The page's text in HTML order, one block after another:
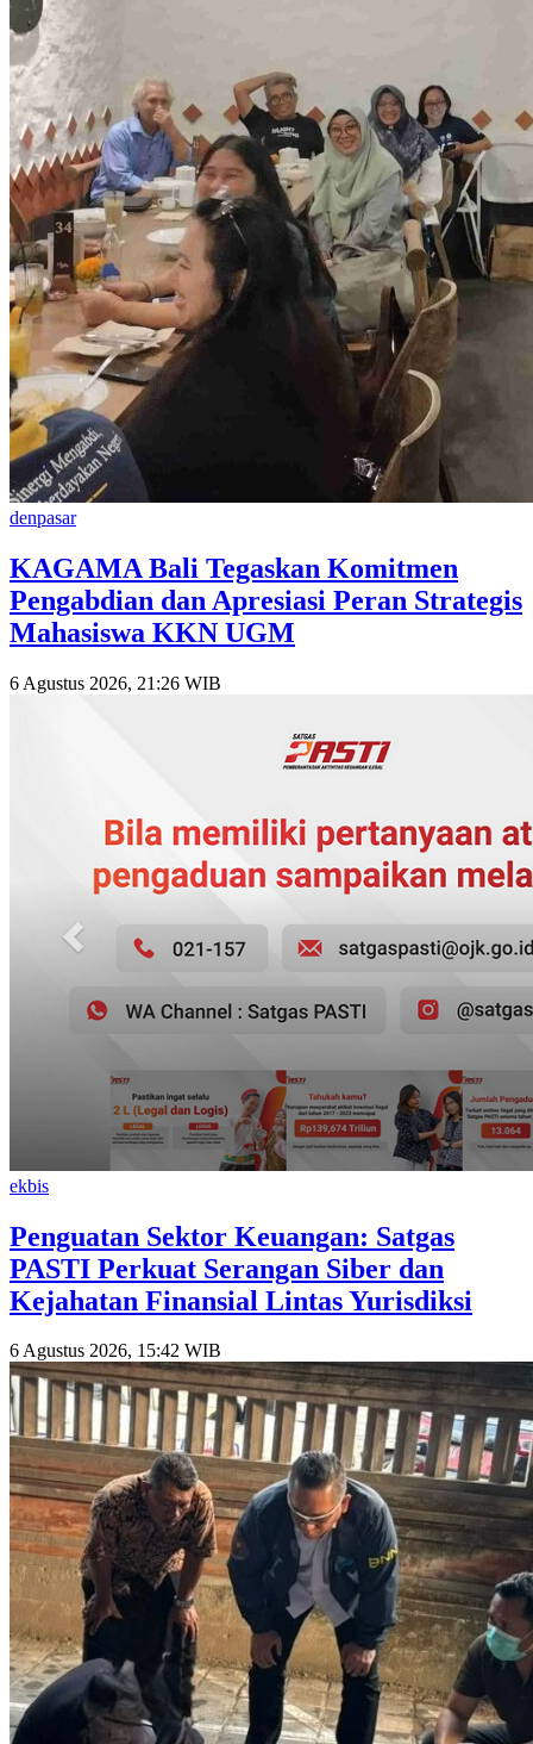
denpasar
KAGAMA Bali Tegaskan Komitmen
Pengabdian dan Apresiasi Peran Strategis
Mahasiswa KKN UGM
6 Agustus 2026, 21:26 WIB
ekbis
Penguatan Sektor Keuangan: Satgas
PASTI Perkuat Serangan Siber dan
Kejahatan Finansial Lintas Yurisdiksi
6 Agustus 2026, 15:42 WIB